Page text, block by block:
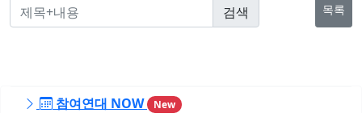
목록
참여연대 NOW New